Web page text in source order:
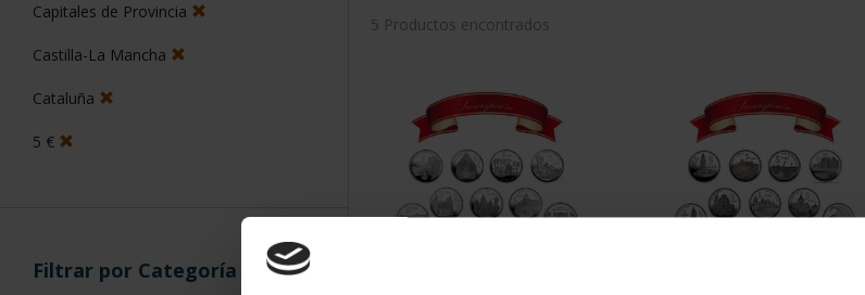
Capitales de Provincia
Castilla-La Mancha
Cataluña
5 €
Filtrar por Categoría
5 Productos encontrados